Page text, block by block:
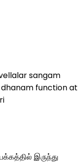
sangam
function at
இருந்து